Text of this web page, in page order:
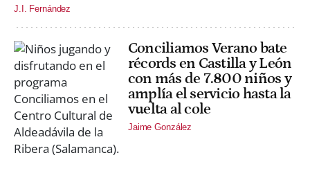
J.I. Fernández
Conciliamos Verano bate
récords en Castilla y León
con más de 7.800 niños y
amplía el servicio hasta la
vuelta al cole
Jaime González